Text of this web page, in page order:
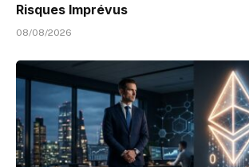
Risques Imprévus
08/08/2026